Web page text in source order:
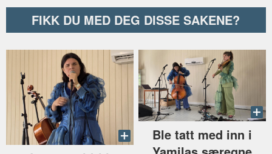
FIKK DU MED DEG DISSE SAKENE?
Ble tatt med inn i